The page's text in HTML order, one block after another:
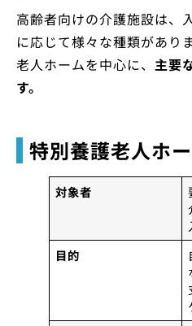
高齢者向けの介護施設は、
に応じて様々な種類があり
老人ホームを中心に、 主要
す。
特別養護老人ホ
対象者
目的